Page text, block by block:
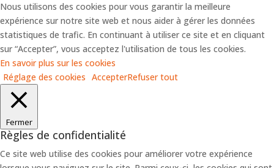
Nous utilisons des cookies pour vous garantir la meilleure
expérience sur notre site web et nous aider à gérer les données
statistiques de trafic. En continuant à utiliser ce site et en cliquant
sur “Accepter”, vous acceptez l'utilisation de tous les cookies.
En savoir plus sur les cookies
Réglage des cookies AccepterRefuser tout
Fermer
Règles de confidentialité
Ce site web utilise des cookies pour améliorer votre expérience